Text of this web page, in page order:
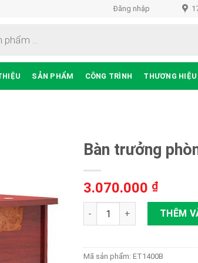
Đăng nhập
SẢN PHẨM CÔNG TRÌNH THƯƠNG
Thêm
vào
yêu
Bàn trưởng
3.070.000 ₫
Bàn trưởng phòng THÊM
Mã sản phẩm: ET1400B